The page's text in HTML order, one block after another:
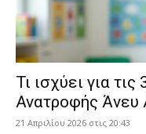
​Τι ισχύει για
Ανατροφής
21 Απριλίου 2026 στις 20:43